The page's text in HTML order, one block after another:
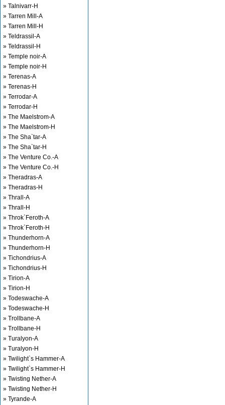
» Talnivarr-H
» Tarren Mill-A
» Tarren Mill-H
» Teldrassil-A
» Teldrassil-H
» Temple noir-A
» Temple noir-H
» Terenas-A
» Terenas-H
» Terrodar-A
» Terrodar-H
» The Maelstrom-A
» The Maelstrom-H
» The Sha`tar-A
» The Sha`tar-H
» The Venture Co.-A
» The Venture Co.-H
» Theradras-A
» Theradras-H
» Thrall-A
» Thrall-H
» Throk`Feroth-A
» Throk`Feroth-H
» Thunderhorn-A
» Thunderhorn-H
» Tichondrius-A
» Tichondrius-H
» Tirion-A
» Tirion-H
» Todeswache-A
» Todeswache-H
» Trollbane-A
» Trollbane-H
» Turalyon-A
» Turalyon-H
» Twilight`s Hammer-A
» Twilight`s Hammer-H
» Twisting Nether-A
» Twisting Nether-H
» Tyrande-A